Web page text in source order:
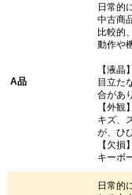
A品
日常的
中古商
比較的
動作や
【液晶】
目立た
合があ
【外観】
キズ、
が、ひ
【欠損】
キーボ
日常的